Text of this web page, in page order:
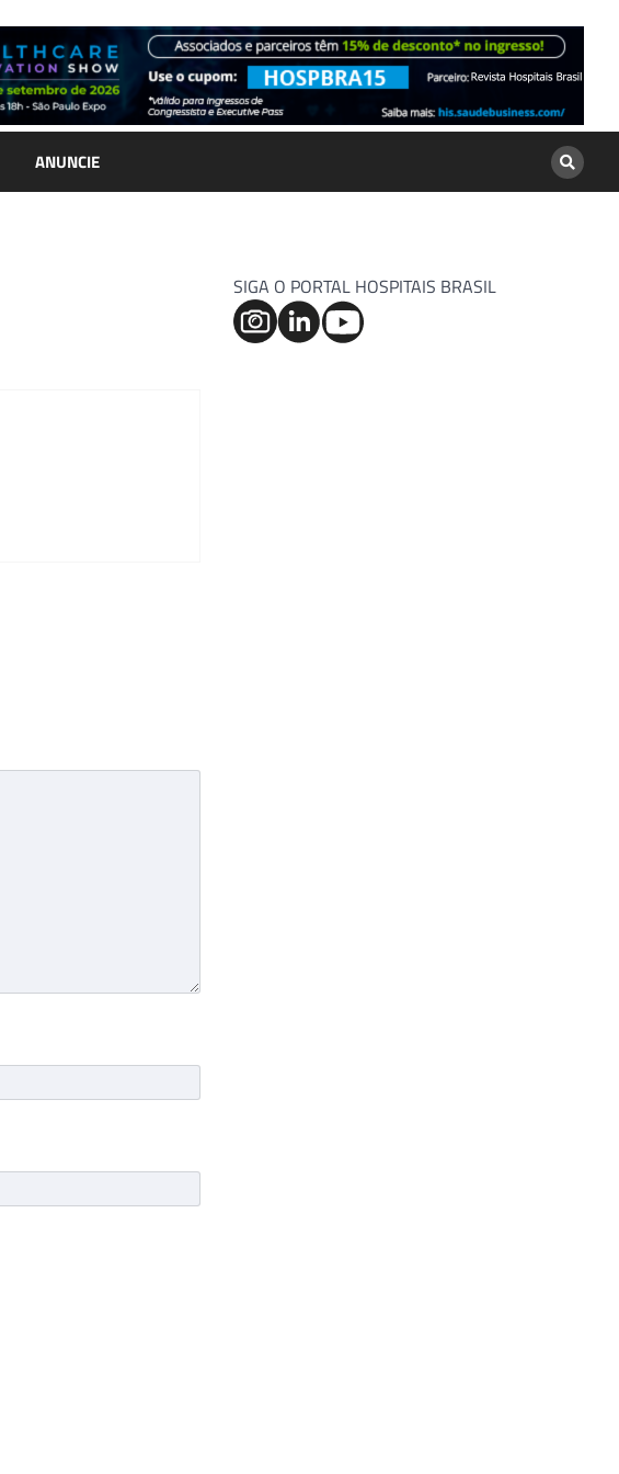
ANUNCIE
SIGA O PORTAL HOSPITAIS BRASIL